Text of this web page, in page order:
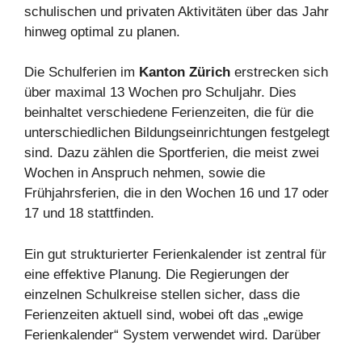
schulischen und privaten Aktivitäten über das Jahr
hinweg optimal zu planen.
Die Schulferien im Kanton Zürich erstrecken sich
über maximal 13 Wochen pro Schuljahr. Dies
beinhaltet verschiedene Ferienzeiten, die für die
unterschiedlichen Bildungseinrichtungen festgelegt
sind. Dazu zählen die Sportferien, die meist zwei
Wochen in Anspruch nehmen, sowie die
Frühjahrsferien, die in den Wochen 16 und 17 oder
17 und 18 stattfinden.
Ein gut strukturierter Ferienkalender ist zentral für
eine effektive Planung. Die Regierungen der
einzelnen Schulkreise stellen sicher, dass die
Ferienzeiten aktuell sind, wobei oft das „ewige
Ferienkalender“ System verwendet wird. Darüber